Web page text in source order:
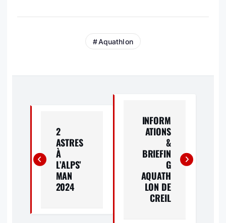
Aquathlon
A
2
ASTRES
À
L’ALPS’
MAN
2024
INFORM
ATIONS
&
BRIEFIN
G
AQUATH
LON DE
CREIL